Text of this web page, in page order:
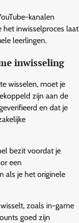
kanalen
het inwisselproces laat
leerlingen.
inwisseling
wisselen, moet je
zijn aan de
en dat je
bezit voordat je
een
als je het originele
zoals in-game
goed zijn